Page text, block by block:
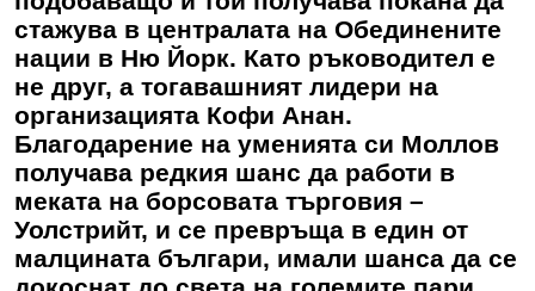
стажува в централата на Обединените
нации в Ню Йорк. Като ръководител е
не друг, а тогавашният лидери на
организацията Кофи Анан.
Благодарение на уменията си Моллов
получава редкия шанс да работи в
меката на борсовата търговия –
Уолстрийт, и се превръща в един от
малцината българи, имали шанса да се